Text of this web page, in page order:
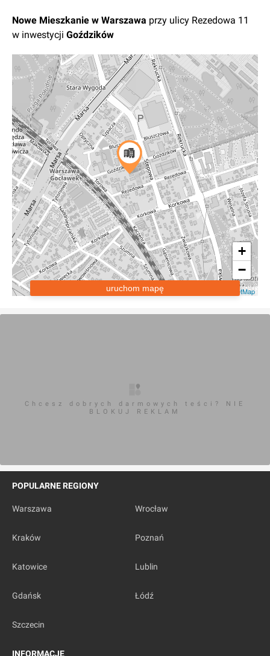
Nowe Mieszkanie w Warszawa przy ulicy Rezedowa 11
w inwestycji Goździków
+
−
OpenStreetMap
uruchom mapę
Chcesz dobrych darmowych teści? NIE
BLOKUJ REKLAM
POPULARNE REGIONY
Warszawa Wrocław
Kraków Poznań
Katowice Lublin
Gdańsk Łódź
Szczecin
INFORMACJE